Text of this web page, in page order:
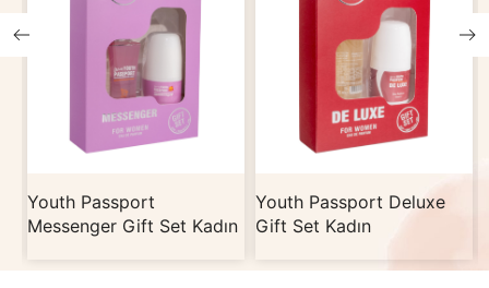
Youth Passport
Messenger Gift Set Kadın
Youth Passport Deluxe
Gift Set Kadın